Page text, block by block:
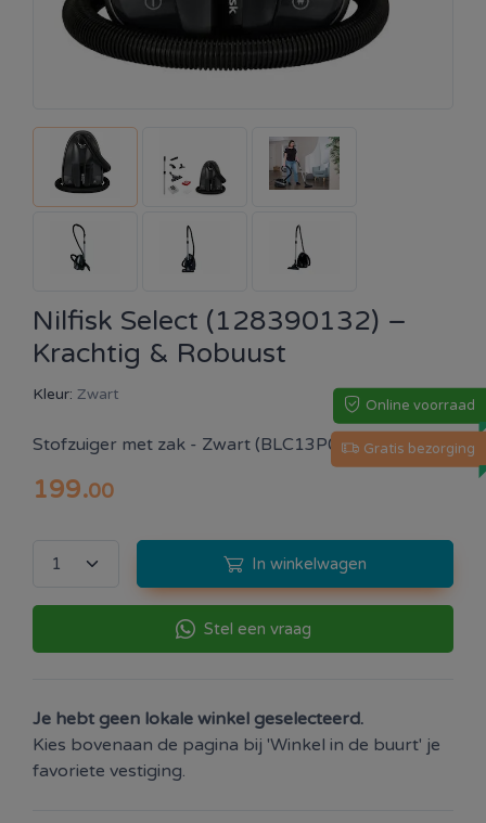
Nilfisk Select (128390132) –
Krachtig & Robuust
Kleur: Zwart
Online voorraad
Stofzuiger met zak - Zwart (BLC13P08A1)Gratis bezorging
199.00
In winkelwagen
Stel een vraag
Je hebt geen lokale winkel geselecteerd.
Kies bovenaan de pagina bij 'Winkel in de buurt' je
favoriete vestiging.